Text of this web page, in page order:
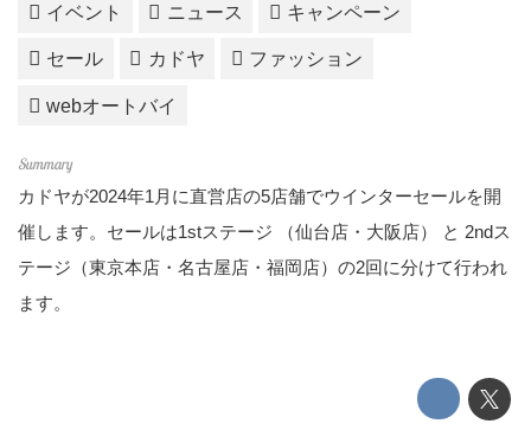
イベント ニュース キャンペーン
セール カドヤ ファッション
webオートバイ
カドヤが2024年1月に直営店の5店舗でウインターセールを開
催します。セールは1stステージ （仙台店・大阪店） と 2ndス
テージ（東京本店・名古屋店・福岡店）の2回に分けて行われ
ます。